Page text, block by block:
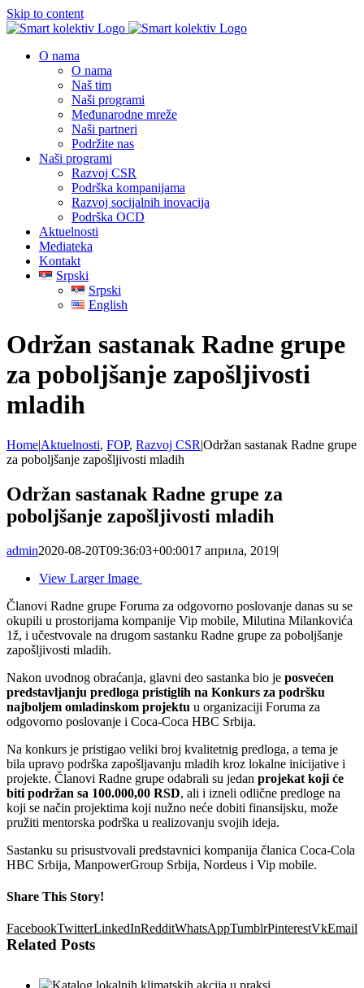
Skip to content
O nama
O nama
Naš tim
Naši programi
Međunarodne mreže
Naši partneri
Podržite nas
Naši programi
Razvoj CSR
Podrška kompanijama
Razvoj socijalnih inovacija
Podrška OCD
Aktuelnosti
Mediateka
Kontakt
Srpski
Srpski
English
Održan sastanak Radne grupe
za poboljšanje zapošljivosti
mladih
Home|Aktuelnosti, FOP, Razvoj CSR|Održan sastanak Radne grupe
za poboljšanje zapošljivosti mladih
Održan sastanak Radne grupe za
poboljšanje zapošljivosti mladih
admin2020-08-20T09:36:03+00:0017 априла, 2019|
View Larger Image
Članovi Radne grupe Foruma za odgovorno poslovanje danas su se
okupili u prostorijama kompanije Vip mobile, Milutina Milankovića
1ž, i učestvovale na drugom sastanku Radne grupe za poboljšanje
zapošljivosti mladih.
Nakon uvodnog obraćanja, glavni deo sastanka bio je posvećen
predstavljanju predloga pristiglih na Konkurs za podršku
najboljem omladinskom projektu u organizaciji Foruma za
odgovorno poslovanje i Coca-Coca HBC Srbija.
Na konkurs je pristigao veliki broj kvalitetnig predloga, a tema je
bila upravo podrška zapošljavanju mladih kroz lokalne inicijative i
projekte. Članovi Radne grupe odabrali su jedan projekat koji će
biti podržan sa 100.000,00 RSD, ali i izneli odlične predloge na
koji se način projektima koji nužno neće dobiti finansijsku, može
pružiti mentorska podrška u realizovanju svojih ideja.
Sastanku su prisustvovali predstavnici kompanija članica Coca-Cola
HBC Srbija, ManpowerGroup Srbija, Nordeus i Vip mobile.
Share This Story!
FacebookTwitterLinkedInRedditWhatsAppTumblrPinterestVkEmail
Related Posts